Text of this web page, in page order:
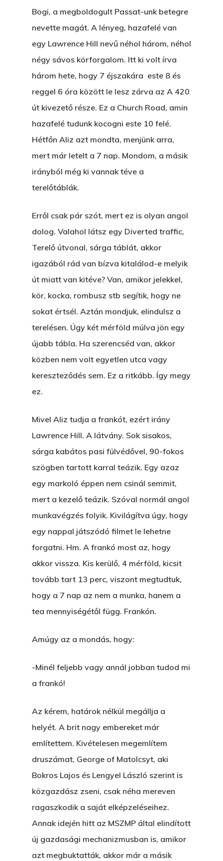
Bogi, a megboldogult Passat-unk betegre
nevette magát. A lényeg, hazafelé van
egy Lawrence Hill nevű néhol három, néhol
négy sávos körforgalom. Itt ki volt írva
három hete, hogy 7 éjszakára este 8 és
reggel 6 óra között le lesz zárva az A 420
út kivezető része. Ez a Church Road, amin
hazafelé tudunk kocogni este 10 felé.
Hétfőn Aliz azt mondta, menjünk arra,
mert már letelt a 7 nap. Mondom, a másik
irányból még ki vannak téve a
terelőtáblák.
Erről csak pár szót, mert ez is olyan angol
dolog. Valahol látsz egy Diverted traffic,
Terelő útvonal, sárga táblát, akkor
igazából rád van bízva kitalálod-e melyik
út miatt van kitéve? Van, amikor jelekkel,
kör, kocka, rombusz stb segítik, hogy ne
sokat értsél. Aztán mondjuk, elindulsz a
terelésen. Úgy két mérföld múlva jön egy
újabb tábla. Ha szerencséd van, akkor
közben nem volt egyetlen utca vagy
kereszteződés sem. Ez a ritkább. Így megy
ez.
Mivel Aliz tudja a frankót, ezért irány
Lawrence Hill. A látvány. Sok sisakos,
sárga kabátos pasi fülvédővel, 90-fokos
szögben tartott karral teázik. Egy azaz
egy markoló éppen nem csinál semmit,
mert a kezelő teázik. Szóval normál angol
munkavégzés folyik. Kivilágítva úgy, hogy
egy nappal játszódó filmet le lehetne
forgatni. Hm. A frankó most az, hogy
akkor vissza. Kis kerülő, 4 mérföld, kicsit
tovább tart 13 perc, viszont megtudtuk,
hogy a 7 nap az nem a munka, hanem a
tea mennyiségétől függ. Frankón.
Amúgy az a mondás, hogy:
-Minél feljebb vagy annál jobban tudod mi
a frankó!
Az kérem, határok nélkül megállja a
helyét. A brit nagy embereket már
említettem. Kivételesen megemlítem
druszámat, George of Matolcsyt, aki
Bokros Lajos és Lengyel László szerint is
közgazdász zseni, csak néha mereven
ragaszkodik a saját elképzeléseihez.
Annak idején hitt az MSZMP által elindított
új gazdasági mechanizmusban is, amikor
azt megbuktatták, akkor már a másik
Főoldal
Bolt
Könyveim
A Veszett Ügy
Szerelem És…
Novellák
Rólam